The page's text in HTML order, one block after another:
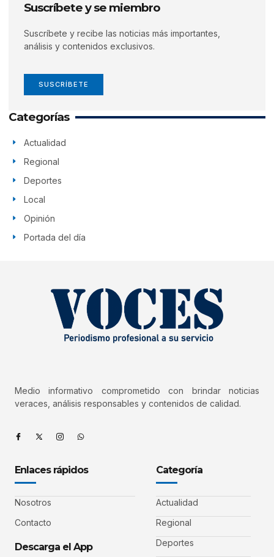
Suscríbete y se miembro
Suscríbete y recibe las noticias más importantes,
análisis y contenidos exclusivos.
SUSCRÍBETE
Categorías
Actualidad
Regional
Deportes
Local
Opinión
Portada del día
Medio informativo comprometido con brindar noticias
veraces, análisis responsables y contenidos de calidad.
Enlaces rápidos
Nosotros
Contacto
Descarga el App
Categoría
Actualidad
Regional
Deportes